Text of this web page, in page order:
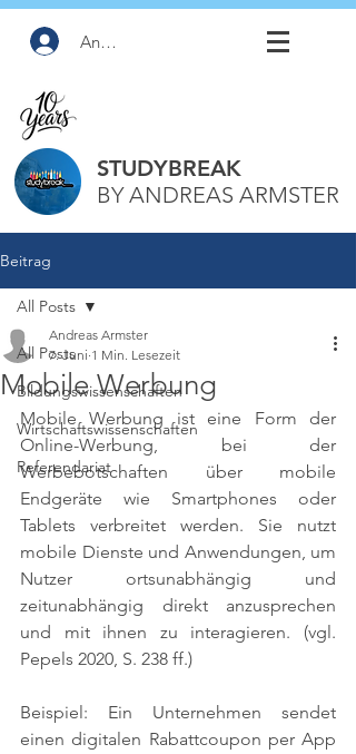
Anmelden
STUDYBREAK
BY ANDREAS ARMSTER
Beitrag
All Posts
Bildungswissenschaften
Wirtschaftswissenschaften
Referendariat
All Posts
Mobile Werbung
Andreas Armster
7. Juni 1 Min. Lesezeit
Mobile Werbung ist eine Form der
Online-Werbung, bei der
Werbebotschaften über mobile
Endgeräte wie Smartphones oder
Tablets verbreitet werden. Sie nutzt
mobile Dienste und Anwendungen, um
Nutzer ortsunabhängig und
zeitunabhängig direkt anzusprechen
und mit ihnen zu interagieren. (vgl.
Pepels 2020, S. 238 ff.)
Beispiel: Ein Unternehmen sendet
einen digitalen Rabattcoupon per App